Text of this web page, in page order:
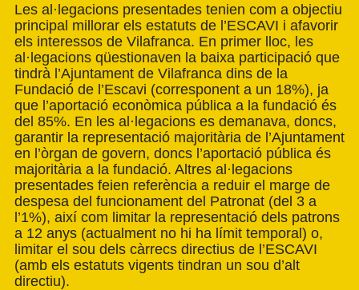
Les al·legacions presentades tenien com a objectiu
principal millorar els estatuts de l’ESCAVI i afavorir
els interessos de Vilafranca. En primer lloc, les
al·legacions qüestionaven la baixa participació que
tindrà l’Ajuntament de Vilafranca dins de la
Fundació de l’Escavi (corresponent a un 18%), ja
que l’aportació econòmica pública a la fundació és
del 85%. En les al·legacions es demanava, doncs,
garantir la representació majoritària de l’Ajuntament
en l’òrgan de govern, doncs l’aportació pública és
majoritària a la fundació. Altres al·legacions
presentades feien referència a reduir el marge de
despesa del funcionament del Patronat (del 3 a
l’1%), així com limitar la representació dels patrons
a 12 anys (actualment no hi ha límit temporal) o,
limitar el sou dels càrrecs directius de l’ESCAVI
(amb els estatuts vigents tindran un sou d’alt
directiu).